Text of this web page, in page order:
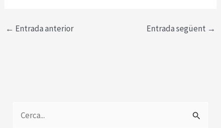
← Entrada anterior Entrada següent →